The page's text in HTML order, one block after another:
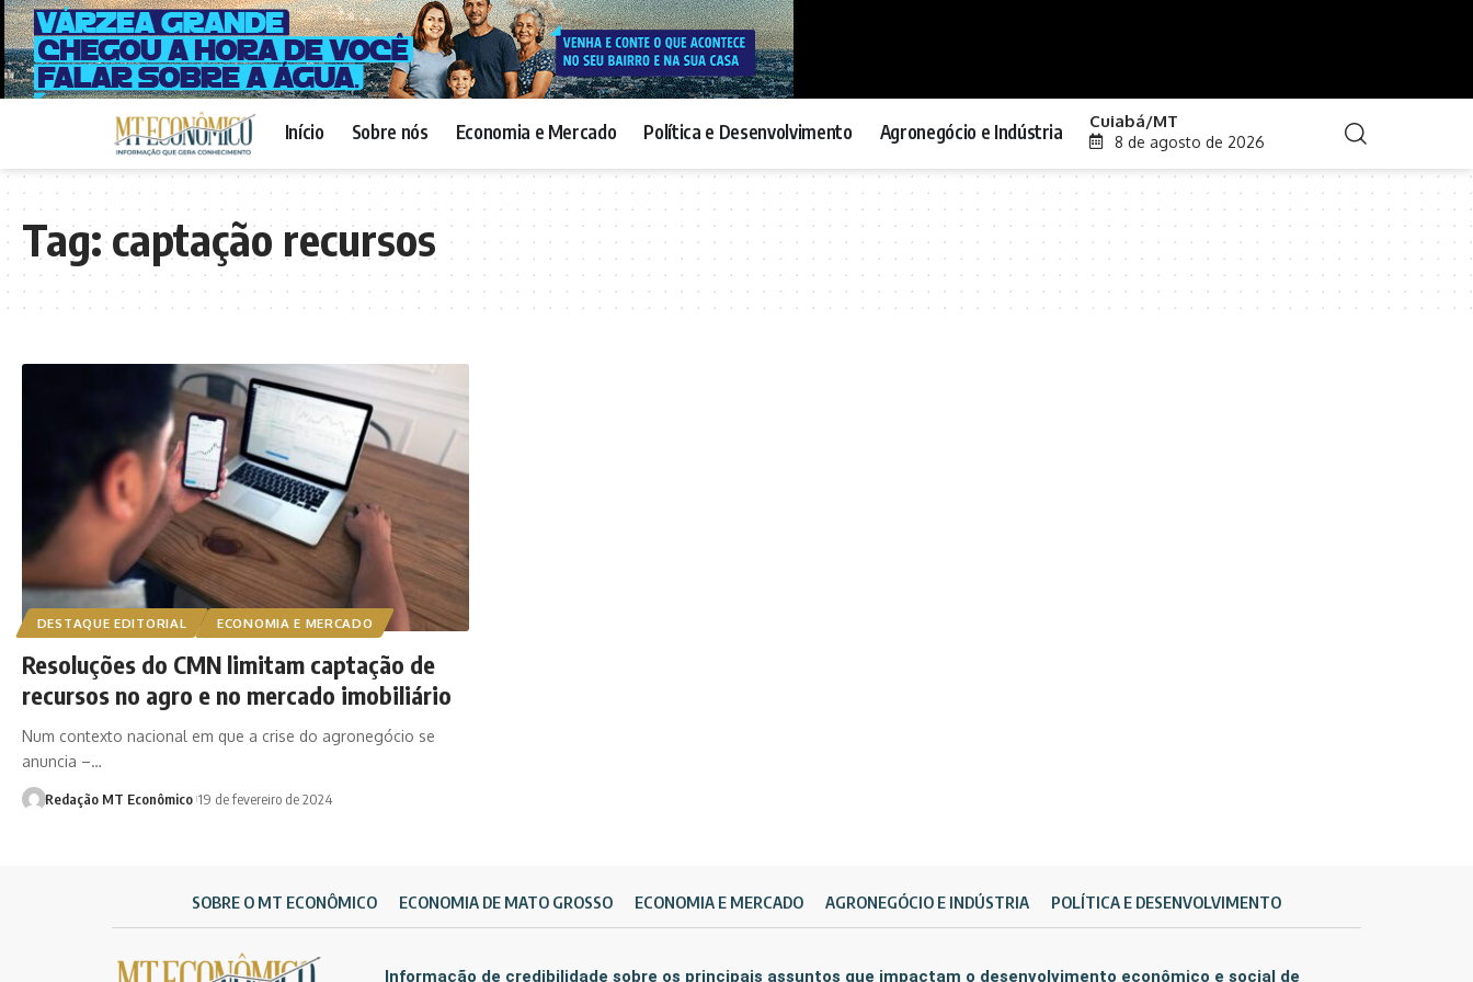
Início Sobre nós Economia e Mercado Política e Desenvolvimento Agronegócio e Indústria Cuiabá/MT
8 de agosto de 2026
Tag:captação recursos
DESTAQUE EDITORIAL ECONOMIA E MERCADO
Resoluções do CMN limitam captação de
recursos no agro e no mercado imobiliário
Num contexto nacional em que a crise do agronegócio se
anuncia –…
Redação MT Econômico 19 de fevereiro de 2024
SOBRE O MT ECONÔMICO ECONOMIA DE MATO GROSSO ECONOMIA E MERCADO AGRONEGÓCIO E INDÚSTRIA POLÍTICA E DESENVOLVIMENTO
Informação de credibilidade sobre os principais assuntos que impactam o desenvolvimento econômico e social de